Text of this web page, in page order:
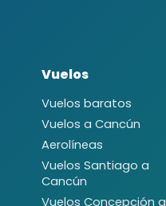
Vuelos
Vuelos baratos
Vuelos a Cancún
Aerolíneas
Vuelos Santiago a
Cancún
Vuelos Concepción a